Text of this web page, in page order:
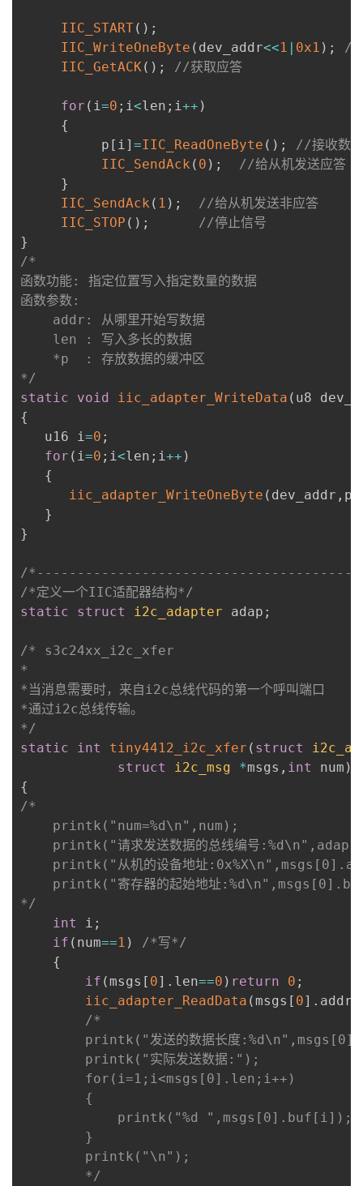
IIC_START( ) ;
IIC_WriteOneByte ( dev_addr<<1 | 0x1 ) ;
//
IIC_GetACK ( ) ; //获取应答
for ( i =0 ; i <len ; i ++ )
{
          p
[ i ] =IIC_ReadOneByte ( ) ;
//接收数据
IIC_SendAck ( 0 ) ;
//给从机发送应答
}
IIC_SendAck ( 1 ) ;
//给从机发送非应答
IIC_STOP ( ) ;
//停止信号
}
/*
函数功能: 指定位置写入指定数量的数据
函数参数:
    addr: 从哪里开始写数据
    len : 写入多长的数据
    *p  : 存放数据的缓冲区
*/
static
void iic_adapter_WriteData ( u8
{
   u16 i
=0 ;
for ( i =0 ; i <len ; i ++ )
{
iic_adapter_WriteOneByte ( dev_addr , p
}
}
/
/*定义一个IIC适配器结构*/
static
struct i2c_adapter adap ;
/* s3c24xx_i2c_xfer
*
*当消息需要时，来自i2c总线代码的第一个呼叫端口
*通过i2c总线传输。
*/
static
int tiny4412_i2c_xfer ( struct
struct
i2c_msg *msgs , int num )
{
/*
*/
int
i ;
if ( num==1 )
/*写*/
{
if ( msgs [ 0] . len==0 ) return 0 ;
iic_adapter_ReadData ( msgs [ 0] . addr
/*
		*/